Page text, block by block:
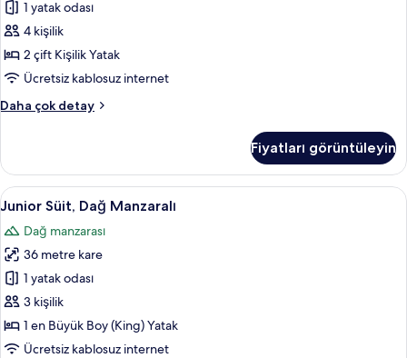
için
tüm
fotoğrafları
görün
1 yatak odası
4 kişilik
2 çift Kişilik Yatak
Ücretsiz kablosuz internet
Daha çok detay
Deluxe
hakkında
daha
fazla
Fiyatları görüntüleyin
Junior
Süit,
Dağ
Manzaralı
için
tüm
fotoğrafları
görün
Junior Süit, Dağ Manzaralı | Dağ
6
Junior Süit, Dağ Manzaralı
Dağ manzarası
36 metre kare
1 yatak odası
3 kişilik
1 en Büyük Boy (King) Yatak
Ücretsiz kablosuz internet